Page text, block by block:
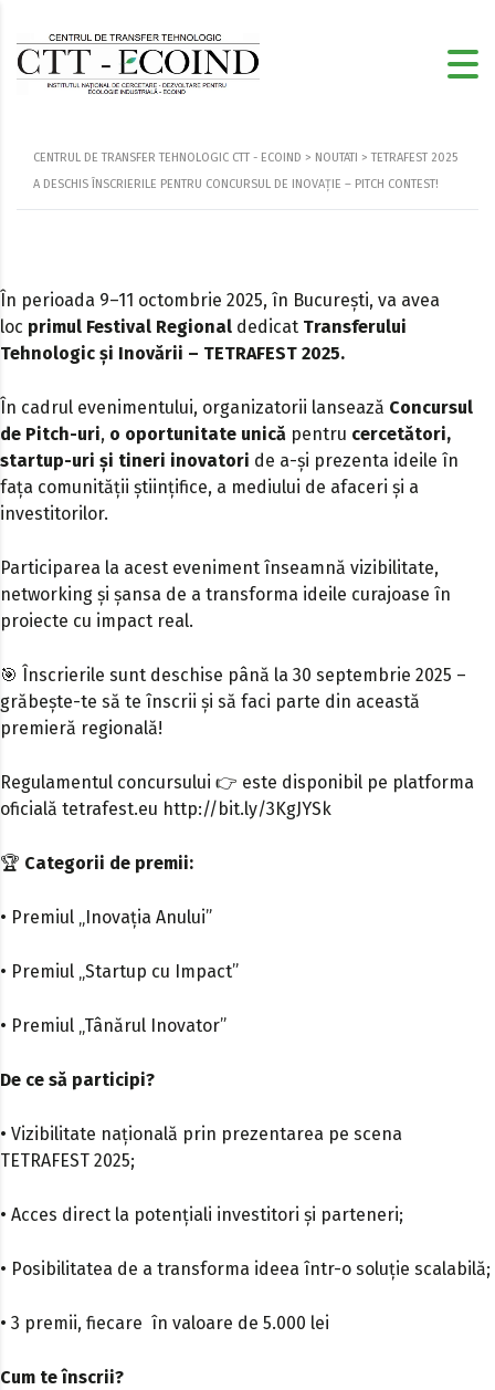
CENTRUL DE TRANSFER TEHNOLOGIC CTT - ECOIND > NOUTATI >TETRAFEST 2025
A DESCHIS ÎNSCRIERILE PENTRU CONCURSUL DE INOVAȚIE – PITCH CONTEST!
În perioada 9–11 octombrie 2025, în București, va avea
loc primul Festival Regional dedicat Transferului
Tehnologic și Inovării – TETRAFEST 2025.
În cadrul evenimentului, organizatorii lansează Concursul
de Pitch-uri, o oportunitate unică pentru cercetători,
startup-uri și tineri inovatori de a-și prezenta ideile în
fața comunității științifice, a mediului de afaceri și a
investitorilor.
Participarea la acest eveniment înseamnă vizibilitate,
networking și șansa de a transforma ideile curajoase în
proiecte cu impact real.
🎯 Înscrierile sunt deschise până la 30 septembrie 2025 –
grăbește-te să te înscrii și să faci parte din această
premieră regională!
Regulamentul concursului 👉 este disponibil pe platforma
oficială tetrafest.eu http://bit.ly/3KgJYSk
🏆 Categorii de premii:
• Premiul „Inovația Anului”
• Premiul „Startup cu Impact”
• Premiul „Tânărul Inovator”
De ce să participi?
• Vizibilitate națională prin prezentarea pe scena
TETRAFEST 2025;
• Acces direct la potențiali investitori și parteneri;
• Posibilitatea de a transforma ideea într-o soluție scalabilă;
• 3 premii, fiecare în valoare de 5.000 lei
Cum te înscrii?